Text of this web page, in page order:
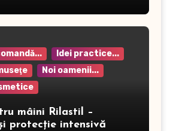
Idei practice...
Noi oamenii...
mâini Rilastil –
protecție intensivă